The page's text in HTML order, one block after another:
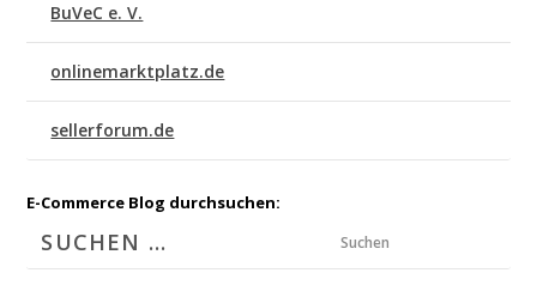
BuVeC e. V.
onlinemarktplatz.de
sellerforum.de
E-Commerce Blog durchsuchen:
Suchen